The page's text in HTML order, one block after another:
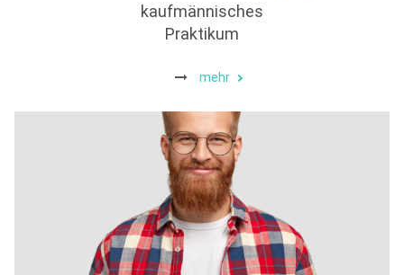
kaufmännisches
Praktikum
mehr